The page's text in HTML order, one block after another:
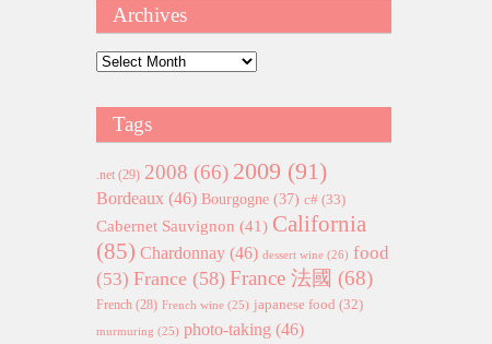
Archives
Archives
Tags
.net (29) 2008 (66) 2009 (91)
Bordeaux (46) Bourgogne (37) c# (33)
Cabernet Sauvignon (41) California
(85) Chardonnay (46) dessert wine (26) food
(53) France (58) France 法國 (68)
French (28) French wine (25) japanese food (32)
murmuring (25) photo-taking (46)